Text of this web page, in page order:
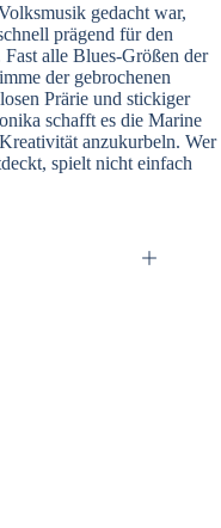
gedacht war,
prägend für den
alle Blues-Größen der
der gebrochenen
Prärie und stickiger
schafft es die Marine
anzukurbeln. Wer
spielt nicht einfach